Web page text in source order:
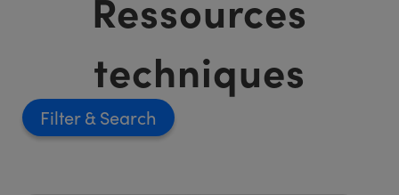
Ressources
techniques
Filter